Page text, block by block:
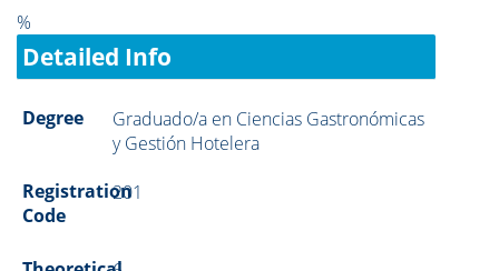
%
Detailed Info
Degree
Graduado/a en Ciencias Gastronómicas
y Gestión Hotelera
Registration
Code
201